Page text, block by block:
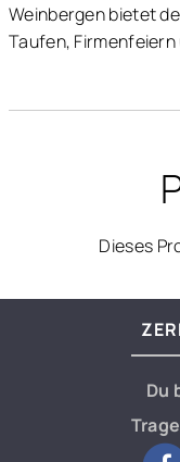
Weinbergen bietet
Taufen,
kalte Schmankerln
hausgemachten
Dieses
Du